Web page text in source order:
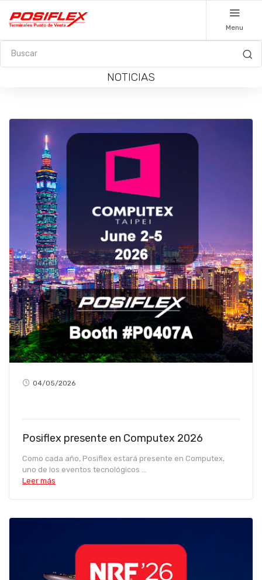
Menu
NOTICIAS
04/05/2026
Posiflex presente en Computex 2026
Como cada año, Posiflex estará presente en Computex,
uno de los eventos tecnológicos ...
Leer más